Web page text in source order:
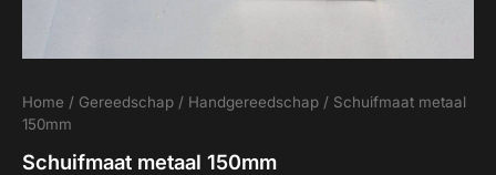
Home / Gereedschap / Handgereedschap / Schuifmaat metaal
150mm
Schuifmaat metaal 150mm